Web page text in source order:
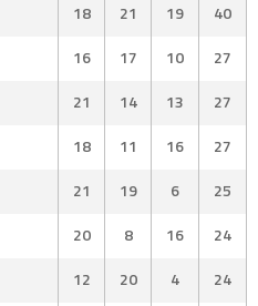
18 21 19
40
16 17 10
27
21 14 13
27
18 11 16
27
21 19 6
25
20 8 16
24
12 20 4
24